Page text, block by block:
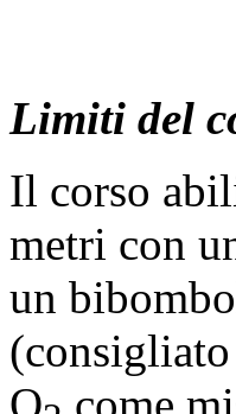
Limiti del
Il corso
metri con
un
O
come